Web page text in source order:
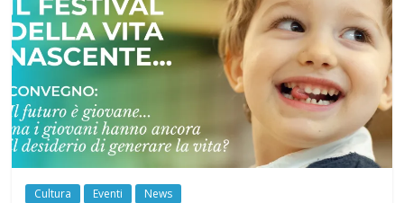
Cultura Eventi News